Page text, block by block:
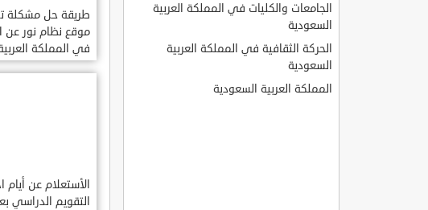
الجامعات والكليات في المملكة العربية
السعودية
الحركة الثقافية في المملكة العربية
السعودية
المملكة العربية السعودية
طريقة حل مشكلة
موقع نظام نور عن
في المملكة
السعودية
الأستعلام عن أيام
التقويم الدراسي